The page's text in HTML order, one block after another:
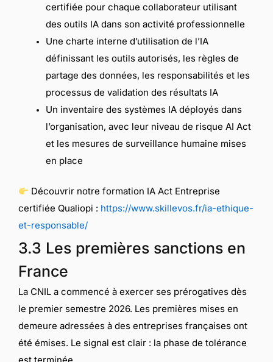
certifiée pour chaque collaborateur utilisant
des outils IA dans son activité professionnelle
Une charte interne d’utilisation de l’IA
définissant les outils autorisés, les règles de
partage des données, les responsabilités et les
processus de validation des résultats IA
Un inventaire des systèmes IA déployés dans
l’organisation, avec leur niveau de risque AI Act
et les mesures de surveillance humaine mises
en place
Découvrir notre formation IA Act Entreprise
certifiée Qualiopi : https://www.skillevos.fr/ia-ethique-
et-responsable/
3.3 Les premières sanctions en
France
La CNIL a commencé à exercer ses prérogatives dès
le premier semestre 2026. Les premières mises en
demeure adressées à des entreprises françaises ont
été émises. Le signal est clair : la phase de tolérance